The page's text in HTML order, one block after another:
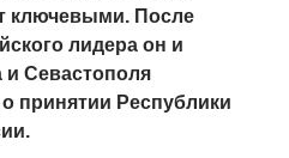
ключевыми. После
лидера он и
Севастополя
принятии Республики